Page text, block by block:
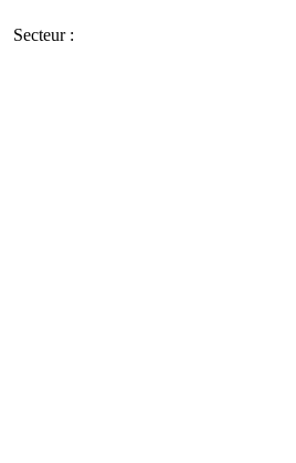
Secteur :